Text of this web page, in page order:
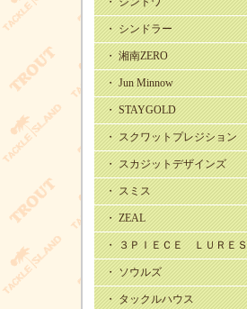
・ シンドラー
・ 湘南ZERO
・ Jun Minnow
・ STAYGOLD
・ スクワットプレジション
・ スカジットデザインズ
・ スミス
・ ZEAL
・ ３ＰＩＥＣＥ ＬＵＲＥＳ
・ ソウルズ
・ タックルハウス